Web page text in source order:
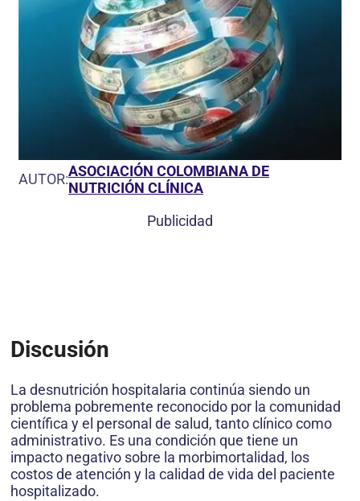
AUTOR:ASOCIACIÓN COLOMBIANA DE
NUTRICIÓN CLÍNICA
Publicidad
Discusión
La desnutrición hospitalaria continúa siendo un
problema pobremente reconocido por la comunidad
científica y el personal de salud, tanto clínico como
administrativo. Es una condición que tiene un
impacto negativo sobre la morbimortalidad, los
costos de atención y la calidad de vida del paciente
hospitalizado.